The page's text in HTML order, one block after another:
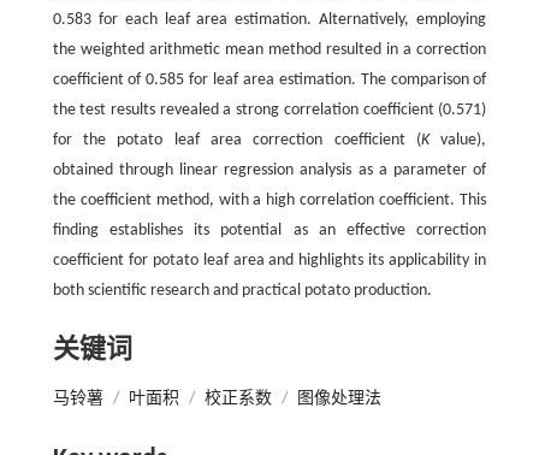
0.583 for each leaf area estimation. Alternatively, employing
the weighted arithmetic mean method resulted in a correction
coefficient of 0.585 for leaf area estimation. The comparison of
the test results revealed a strong correlation coefficient (0.571)
for the potato leaf area correction coefficient (Kvalue),
obtained through linear regression analysis as a parameter of
the coefficient method, with a high correlation coefficient. This
finding establishes its potential as an effective correction
coefficient for potato leaf area and highlights its applicability in
both scientific research and practical potato production.
关键词
马铃薯 / 叶面积 / 校正系数 / 图像处理法